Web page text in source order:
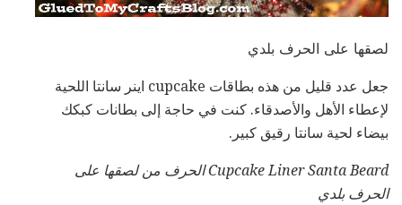
لصقها على الحرف بلدي
جعل عدد قليل من هذه بطاقات cupcake اينر سانتا اللحية
لإعطاء الأهل والأصدقاء. كنت في حاجة إلى بطانات كبكك
بيضاء لحية سانتا رقيق كبير.
Cupcake Liner Santa Beard الحرف من لصقها على
الحرف بلدي